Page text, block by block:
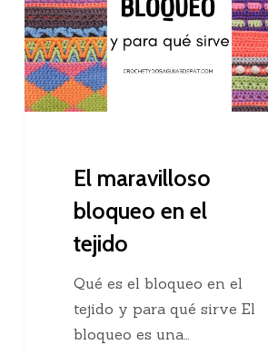
bloqueo
en
el
tejido
El maravilloso
bloqueo en el
tejido
Qué es el bloqueo en el
tejido y para qué sirve El
bloqueo es una…